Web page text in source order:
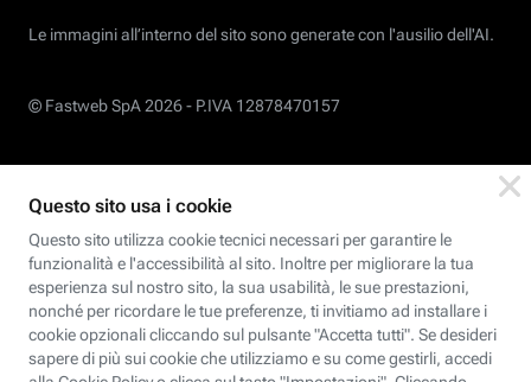
Le immagini all’interno del sito sono generate con l'ausilio dell'AI.
© Fastweb SpA 2026 - P.IVA 12878470157